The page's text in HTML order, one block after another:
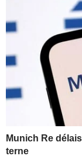
Munich Re
terne